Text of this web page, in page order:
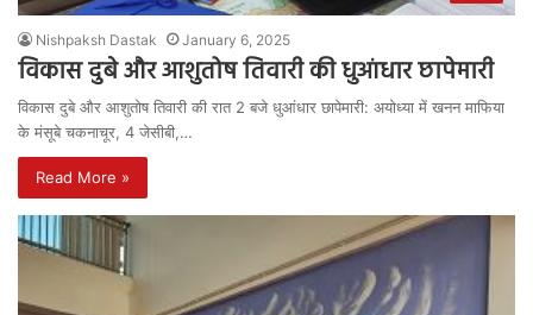
Nishpaksh Dastak January 6, 2025
विकास दुबे और आशुतोष तिवारी की धुआंधार छापेमारी
विकास दुबे और आशुतोष तिवारी की रात 2 बजे धुआंधार छापेमारी: अयोध्या में खनन माफिया
के मंसूबे चकनाचूर, 4 जेसीबी,…
Read More »